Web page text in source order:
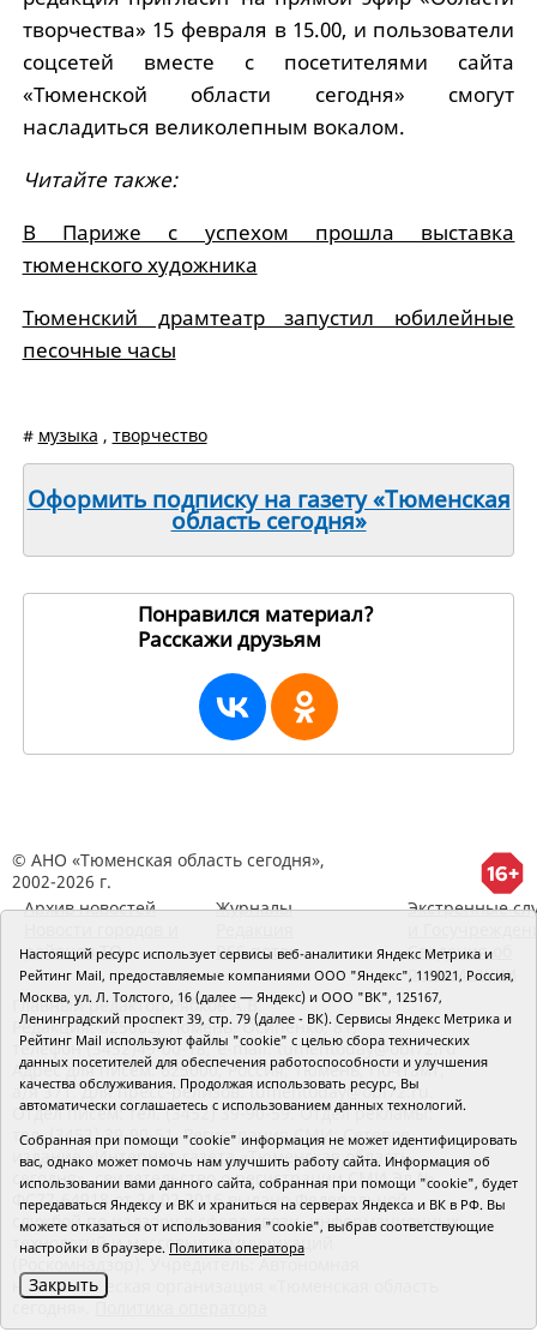
творчества» 15 февраля в 15.00, и пользователи
соцсетей вместе с посетителями сайта
«Тюменской области сегодня» смогут
насладиться великолепным вокалом.
Читайте также:
В Париже с успехом прошла выставка
тюменского художника
Тюменский драмтеатр запустил юбилейные
песочные часы
# музыка , творчество
Оформить подписку на газету «Тюменская
область сегодня»
Понравился материал?
Расскажи друзьям
© АНО «Тюменская область сегодня»,
2002-2026 г.
Архив новостей
районов ТО
Журналы
RSS поток
Экстренные
Сведения об
организации
Главный редактор Рябков А.В.
Редакция: 625002, Тюмень, Осипенко, 81,
телефон (3452)49-00-18, e-mail: tumentoday@obl72.ru
Адрес для писем: 625000, Россия, Тюмень, Почтамт,
а/я 371. Для пресс-релизов: tumentoday@obl72.ru.
Отдел писем: тел. (3452) 39-90-59. Отдел рекламы:
тел. (3452) 39-90-51. Регистрация СМИ: Сетевое
издание «Интернет-газета «Тюменская область
сегодня», свидетельство о регистрации СМИ Эл №
ФС77-64918 от 24.02.2016 выдано Федеральной
службой по надзору в сфере связи, информационных
технологий и массовых коммуникаций
(Роскомнадзор). Учредитель: Автономная
некоммерческая организация «Тюменская область
Настоящий ресурс использует сервисы веб-аналитики Яндекс Метрика и
Рейтинг Mail, предоставляемые компаниями ООО "Яндекс", 119021, Россия,
Москва, ул. Л. Толстого, 16 (далее — Яндекс) и ООО "ВК", 125167,
Ленинградский проспект 39, стр. 79 (далее - ВК). Сервисы Яндекс Метрика и
Рейтинг Mail используют файлы "cookie" с целью сбора технических
данных посетителей для обеспечения работоспособности и улучшения
качества обслуживания. Продолжая использовать ресурс, Вы
автоматически соглашаетесь с использованием данных технологий.
Собранная при помощи "cookie" информация не может идентифицировать
вас, однако может помочь нам улучшить работу сайта. Информация об
использовании вами данного сайта, собранная при помощи "cookie", будет
передаваться Яндексу и ВК и храниться на серверах Яндекса и ВК в РФ. Вы
можете отказаться от использования "cookie", выбрав соответствующие
настройки в браузере. Политика оператора
Закрыть